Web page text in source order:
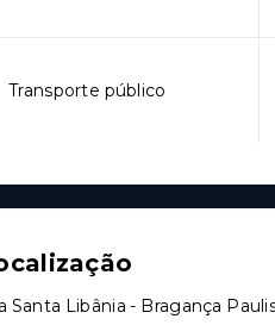
Transporte público
Santa Libânia - Bragança